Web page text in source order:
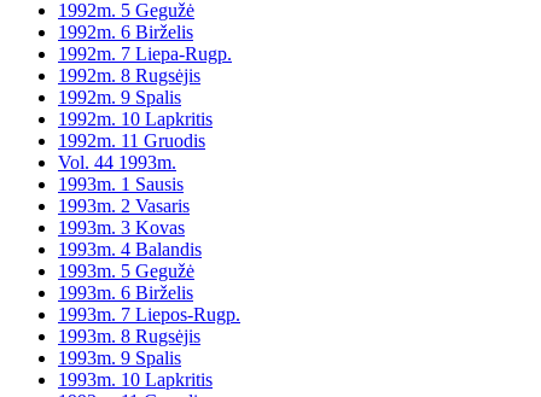
1992m. 5 Gegužė
1992m. 6 Birželis
1992m. 7 Liepa-Rugp.
1992m. 8 Rugsėjis
1992m. 9 Spalis
1992m. 10 Lapkritis
1992m. 11 Gruodis
Vol. 44 1993m.
1993m. 1 Sausis
1993m. 2 Vasaris
1993m. 3 Kovas
1993m. 4 Balandis
1993m. 5 Gegužė
1993m. 6 Birželis
1993m. 7 Liepos-Rugp.
1993m. 8 Rugsėjis
1993m. 9 Spalis
1993m. 10 Lapkritis